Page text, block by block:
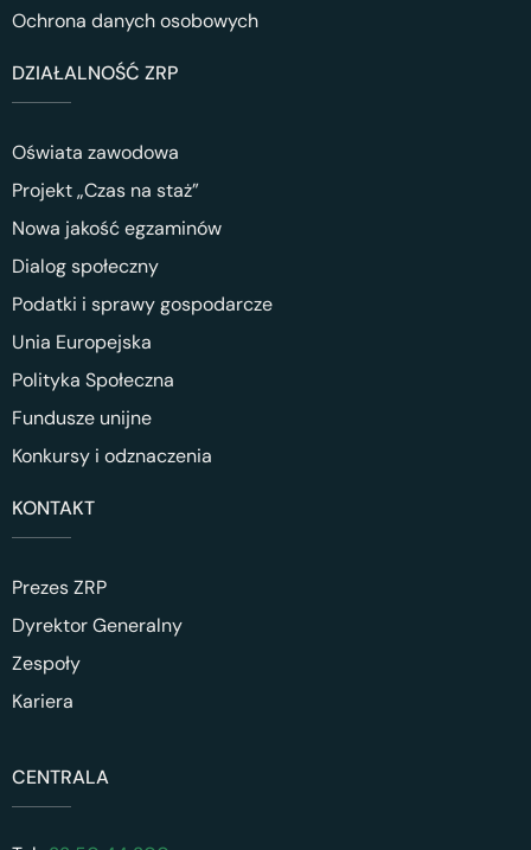
Ochrona danych osobowych
DZIAŁALNOŚĆ ZRP
Oświata zawodowa
Projekt „Czas na staż”
Nowa jakość egzaminów
Dialog społeczny
Podatki i sprawy gospodarcze
Unia Europejska
Polityka Społeczna
Fundusze unijne
Konkursy i odznaczenia
KONTAKT
Prezes ZRP
Dyrektor Generalny
Zespoły
Kariera
CENTRALA